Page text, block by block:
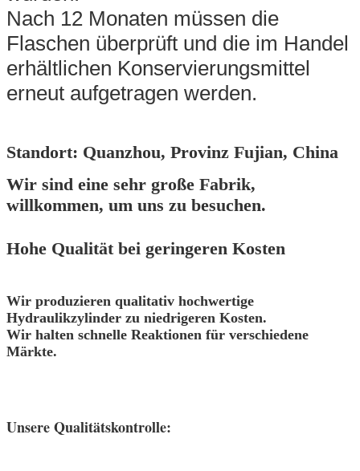
Nach 12 Monaten müssen die
Flaschen überprüft und die im Handel
erhältlichen Konservierungsmittel
erneut aufgetragen werden.
Standort: Quanzhou, Provinz Fujian, China
Wir sind eine sehr große Fabrik,
willkommen, um uns zu besuchen.
Hohe Qualität bei geringeren Kosten
Wir produzieren qualitativ hochwertige
Hydraulikzylinder zu niedrigeren Kosten.
Wir halten schnelle Reaktionen für verschiedene
Märkte.
Unsere Qualitätskontrolle: